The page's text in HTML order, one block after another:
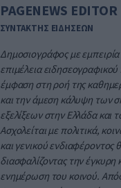
PAGENEWS EDITOR
ΣΥΝΤΑΚΤΗΣ ΕΙΔΗΣΕΩΝ
Δημοσιογράφος με
επιμέλεια
έμφαση στη ροή της
και την άμεση κάλυψη των
εξελίξεων στην Ελλάδα και
Ασχολείται με πολιτικά,
και γενικού ενδιαφέροντος
διασφαλίζοντας την έγκυρη
ενημέρωση του κοινού.